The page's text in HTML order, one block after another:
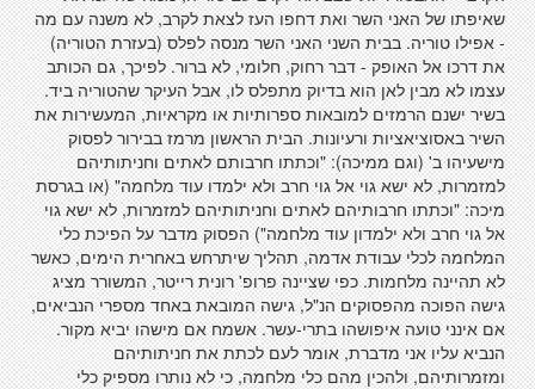
שאיפתו של האני השר ואת דחפו העז לצאת לקרב, לא משנה עם מה
- אפילו טוריה. בבית השני האני השר מנסה לפלס (בעזרת הטוריה)
את דרכו אל האופק - דבר רחוק, חלומי, לא ברור. לפיכך, גם הכותב
עצמו לא מבין לאן הוא בדיוק מתפלס לו, אבל העיקר שהטוריה ביד.
בשיר ישנם הרמזים למובאות ספרותיות או מקראיות, המעשירות את
השיר באסוציאציות ורעיונות. הבית הראשון מרמז בבירור לפסוק
מישעיהו ב' (וגם ממיכה): "וכתתו חרבותם לאתים וחניתותיהם
למזמרות, לא ישא גוי אל גוי חרב ולא ילמדו עוד מלחמה" (או בגרסת
מיכה: "וכתתו חרבותיהם לאתים וחניתותיהם למזמרות, לא ישא גוי
אל גוי חרב ולא ילמדון עוד מלחמה") הפסוק מדבר על הפיכת כלי
המלחמה לכלי עבודת אדמה, תהליך שיתרחש באחרית הימים, כאשר
לא תהיינה מלחמות. כפי שציינה פרופ' רונית רייטר, המשורר מציג
גישה הפוכה מהפסוקים הנ"ל, גישה המובאת באחד מספרי הנביאים,
אם אינני טועה איפושהו בתרי-עשר. אשמח אם מישהו יביא מקור.
הנביא עליו אני מדברת, אומר לעם לכתת את חניתותיהם
ומזמרותיהם, ולהכין מהם כלי מלחמה, כי לא נותרו מספיק כלי